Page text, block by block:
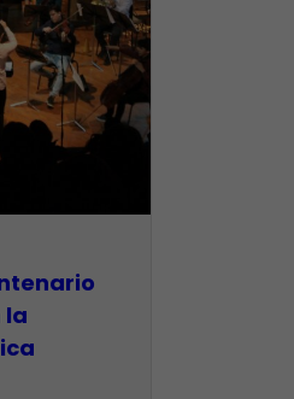
la